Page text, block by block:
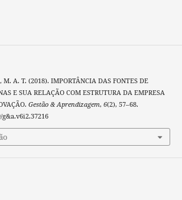
A. T. (2018). IMPORTÂNCIA DAS FONTES DE
E SUA RELAÇÃO COM ESTRUTURA DA EMPRESA
Gestão & Aprendizagem, 6(2), 57–68.